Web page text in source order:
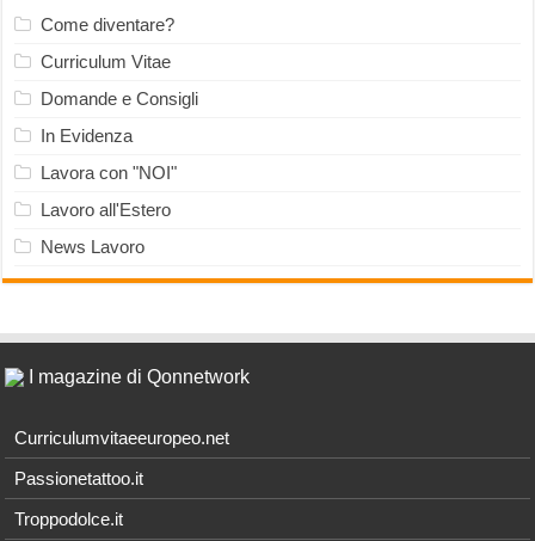
Come diventare?
Curriculum Vitae
Domande e Consigli
In Evidenza
Lavora con "NOI"
Lavoro all'Estero
News Lavoro
I magazine di Qonnetwork
Curriculumvitaeeuropeo.net
Passionetattoo.it
Troppodolce.it